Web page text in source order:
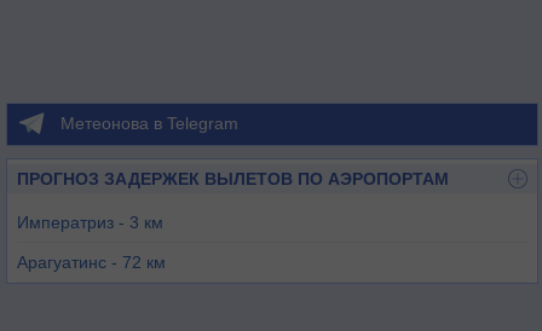
Метеонова в Telegram
ПРОГНОЗ ЗАДЕРЖЕК ВЫЛЕТОВ ПО АЭРОПОРТАМ
Императриз - 3 км
Арагуатинс - 72 км